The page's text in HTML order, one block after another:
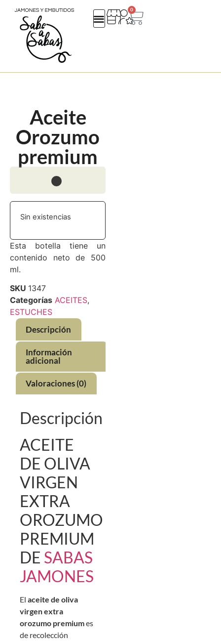
0
Aceite
Orozumo
premium
Sin existencias
Esta botella tiene un
contenido neto de 500
ml.
SKU 1347
Categorías ACEITES,
ESTUCHES
Descripción
Información
adicional
Valoraciones (0)
Descripción
ACEITE
DE OLIVA
VIRGEN
EXTRA
OROZUMO
PREMIUM
DE SABAS
JAMONES
El aceite de oliva
virgen extra
orozumo premiumes
de recolección